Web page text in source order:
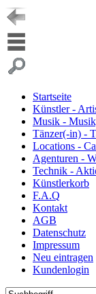
Startseite
Künstler -
Musik -
Tänzer(-in) -
Locations -
Agenturen -
Technik -
Künstlerkorb
F.A.Q
Kontakt
AGB
Datenschutz
Impressum
Neu eintragen
Kundenlogin